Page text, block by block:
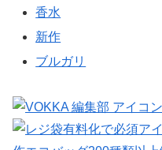
香水
新作
ブルガリ